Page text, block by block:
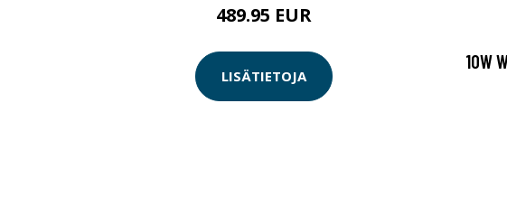
489.95 EUR
LISÄTIETOJA
10W